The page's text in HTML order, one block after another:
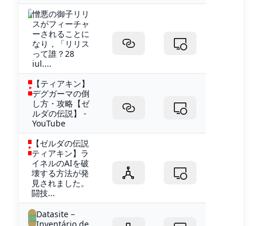
憎悪の御子リリ
スがフィーチャ
ーされることに
なり，「リリス
って誰？28
iul....
【ティアキン】
デグガーマの倒
し方・攻略【ゼ
ルダの伝説】 -
YouTube
【ゼルダの伝説
ティアキン】ラ
イネルのAIを破
壊する方法が発
見されました。
闘技...
Datasite –